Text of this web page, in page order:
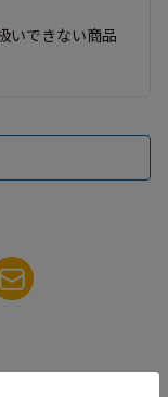
いできない商品